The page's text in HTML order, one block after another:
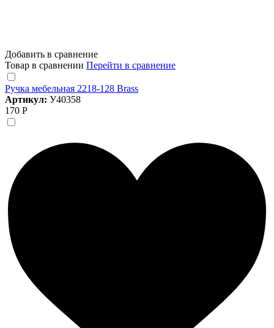
Добавить в сравнение
Товар в сравнении Перейти в сравнение
Ручка мебельная 2218-128 Brass
Артикул: У40358
170 Р